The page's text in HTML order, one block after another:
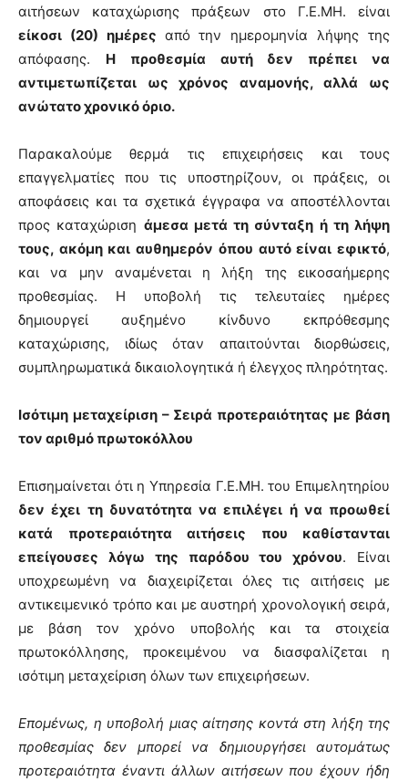
αιτήσεων καταχώρισης πράξεων στο Γ.Ε.ΜΗ. είναι
είκοσι (20) ημέρες από την ημερομηνία λήψης της
απόφασης. Η προθεσμία αυτή δεν πρέπει να
αντιμετωπίζεται ως χρόνος αναμονής, αλλά ως
ανώτατο χρονικό όριο.
Παρακαλούμε θερμά τις επιχειρήσεις και τους
επαγγελματίες που τις υποστηρίζουν, οι πράξεις, οι
αποφάσεις και τα σχετικά έγγραφα να αποστέλλονται
προς καταχώριση άμεσα μετά τη σύνταξη ή τη λήψη
τους, ακόμη και αυθημερόν όπου αυτό είναι εφικτό,
και να μην αναμένεται η λήξη της εικοσαήμερης
προθεσμίας. Η υποβολή τις τελευταίες ημέρες
δημιουργεί αυξημένο κίνδυνο εκπρόθεσμης
καταχώρισης, ιδίως όταν απαιτούνται διορθώσεις,
συμπληρωματικά δικαιολογητικά ή έλεγχος πληρότητας.
Ισότιμη μεταχείριση – Σειρά προτεραιότητας με βάση
τον αριθμό πρωτοκόλλου
Επισημαίνεται ότι η Υπηρεσία Γ.Ε.ΜΗ. του Επιμελητηρίου
δεν έχει τη δυνατότητα να επιλέγει ή να προωθεί
κατά προτεραιότητα αιτήσεις που καθίστανται
επείγουσες λόγω της παρόδου του χρόνου. Είναι
υποχρεωμένη να διαχειρίζεται όλες τις αιτήσεις με
αντικειμενικό τρόπο και με αυστηρή χρονολογική σειρά,
με βάση τον χρόνο υποβολής και τα στοιχεία
πρωτοκόλλησης, προκειμένου να διασφαλίζεται η
ισότιμη μεταχείριση όλων των επιχειρήσεων.
Επομένως, η υποβολή μιας αίτησης κοντά στη λήξη της
προθεσμίας δεν μπορεί να δημιουργήσει αυτομάτως
προτεραιότητα έναντι άλλων αιτήσεων που έχουν ήδη